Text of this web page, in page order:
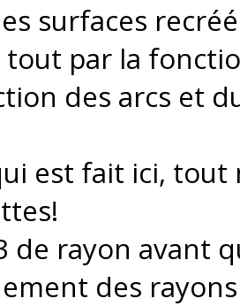
surfaces
tout par la
des arcs et
est fait ici,
de rayon avant
des